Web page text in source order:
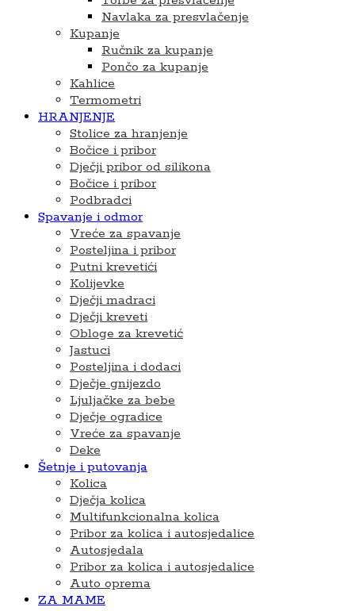
Navlaka za presvlačenje
Kupanje
Ručnik za kupanje
Pončo za kupanje
Kahlice
Termometri
HRANJENJE
Stolice za hranjenje
Bočice i pribor
Dječji pribor od silikona
Bočice i pribor
Podbradci
Spavanje i odmor
Vreće za spavanje
Posteljina i pribor
Putni krevetići
Kolijevke
Dječji madraci
Dječji kreveti
Obloge za krevetić
Jastuci
Posteljina i dodaci
Dječje gnijezdo
Ljuljačke za bebe
Dječje ogradice
Vreće za spavanje
Deke
Šetnje i putovanja
Kolica
Dječja kolica
Multifunkcionalna kolica
Pribor za kolica i autosjedalice
Autosjedala
Pribor za kolica i autosjedalice
Auto oprema
ZA MAME